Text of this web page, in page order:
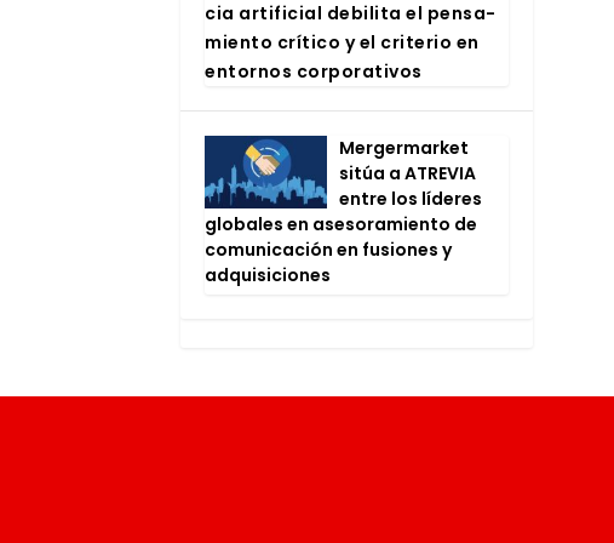
cia arti­fi­cial debi­li­ta el pen­sa­
mien­to crí­ti­co y el cri­te­rio en
entor­nos cor­po­ra­ti­vos
Mer­ger­mar­ket
sitúa a ATRE­VIA
entre los líde­res
glo­ba­les en ase­so­ra­mien­to de
comu­ni­ca­ción en fusio­nes y
adqui­si­cio­nes